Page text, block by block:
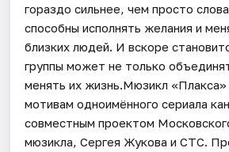
гораздо сильнее, чем просто
способны исполнять желания и
близких людей. И вскоре
группы может не только
менять их жизнь.Мюзикл «Плакса»
мотивам одноимённого сериала
совместным проектом
мюзикла, Сергея Жукова и СТС.